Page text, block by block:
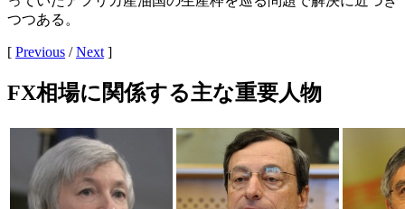
つつある。
[ Previous /Next ]
FX相場に関係する主な重要人物